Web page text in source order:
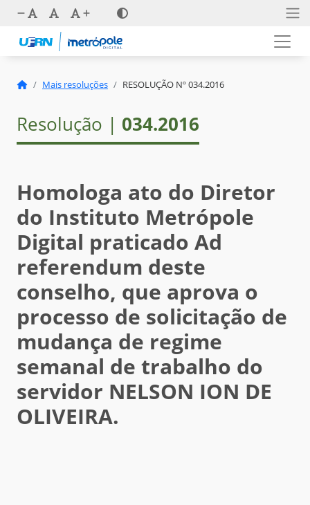
Mais resoluções RESOLUÇÃO Nº 034.2016
Resolução | 034.2016
Homologa ato do Diretor
do Instituto Metrópole
Digital praticado Ad
referendum deste
conselho, que aprova o
processo de solicitação de
mudança de regime
semanal de trabalho do
servidor NELSON ION DE
OLIVEIRA.